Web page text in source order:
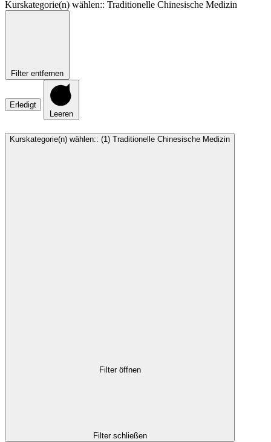
Kurskategorie(n) wählen:: Traditionelle Chinesische Medizin
Filter entfernen
Erledigt
Leeren
Kurskategorie(n) wählen:: (1) Traditionelle Chinesische Medizin
Filter öffnen
Filter schließen